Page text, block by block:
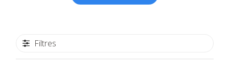
Filtres